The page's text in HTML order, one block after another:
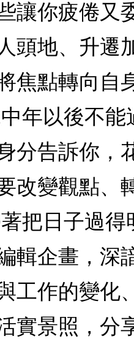
讓你疲倦又
頭地、升遷
焦點轉向自
年以後不
分告訴你，
改變觀點、
把日子過得
輯企畫，深
工作的變化
實景照，分